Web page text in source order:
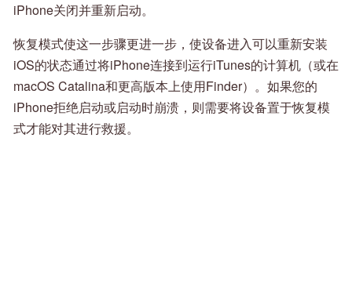
iPhone关闭并重新启动。
恢复模式使这一步骤更进一步，使设备进入可以重新安装
iOS的状态通过将iPhone连接到运行iTunes的计算机（或在
macOS Catalina和更高版本上使用Finder）。如果您的
iPhone拒绝启动或启动时崩溃，则需要将设备置于恢复模
式才能对其进行救援。